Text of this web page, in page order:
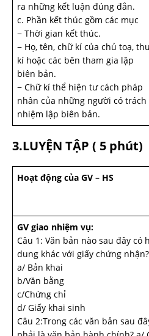
ra những kết luận đúng đắn.
c. Phần kết thúc gồm các mục
− Thời gian kết thúc.
− Họ, tên, chữ kí của chủ toạ,
kí hoặc các bên tham gia lập
biên bản.
− Chữ kí thể hiện tư cách pháp
nhân của những người có trách
nhiệm lập biên bản.
3.LUYỆN TẬP ( 5 phút)
Hoạt động của GV – HS
GV giao nhiệm vụ:
Câu 1: Văn bản nào sau đây có
dung khác với giấy chứng nhận?
a/ Bản khai
b/Văn bằng
c/Chứng chỉ
d/ Giấy khai sinh
Câu 2:Trong các văn bản sau